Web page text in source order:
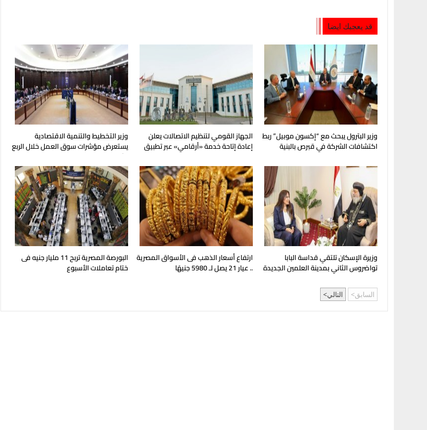
قد يعجبك ايضا
وزير البترول يبحث مع “إكسون موبيل” ربط
اكتشافات الشركة في قبرص بالبنية
الجهاز القومي لتنظيم الاتصالات يعلن
إعادة إتاحة خدمة «أرقامي» عبر تطبيق
وزير التخطيط والتنمية الاقتصادية
يستعرض مؤشرات سوق العمل خلال الربع
الثاني من عام 2026
وزيرة الإسكان تلتقي قداسة البابا
تواضروس الثاني بمدينة العلمين الجديدة
ارتفاع أسعار الذهب فى الأسواق المصرية
.. عيار 21 يصل لـ 5980 جنيهًا
البورصة المصرية تربح 11 مليار جنيه فى
ختام تعاملات الأسبوع
السابق التالي